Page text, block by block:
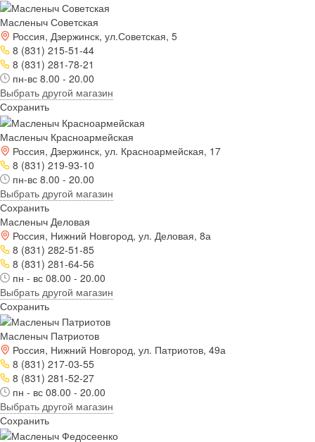
Масленыч Советская
Россия, Дзержинск, ул.Советская, 5
8 (831) 215-51-44
8 (831) 281-78-21
пн-вс 8.00 - 20.00
Выбрать другой магазин
Сохранить
Масленыч Красноармейская
Россия, Дзержинск, ул. Красноармейская, 17
8 (831) 219-93-10
пн-вс 8.00 - 20.00
Выбрать другой магазин
Сохранить
Масленыч Деловая
Россия, Нижний Новгород, ул. Деловая, 8а
8 (831) 282-51-85
8 (831) 281-64-56
пн - вс 08.00 - 20.00
Выбрать другой магазин
Сохранить
Масленыч Патриотов
Россия, Нижний Новгород, ул. Патриотов, 49а
8 (831) 217-03-55
8 (831) 281-52-27
пн - вс 08.00 - 20.00
Выбрать другой магазин
Сохранить